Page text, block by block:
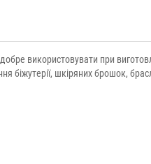
використовувати при
біжутерії, шкіряних брошок,